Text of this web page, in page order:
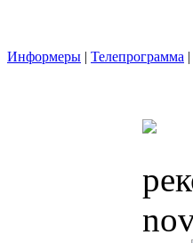
Информеры | Телепрограмма |